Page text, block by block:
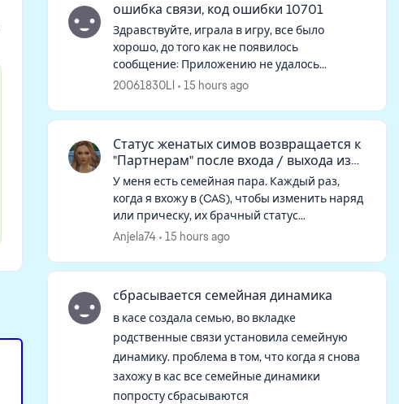
ошибка связи, код ошибки 10701
Здравствуйте, играла в игру, все было
хорошо, до того как не появилось
сообщение: Приложению не удалось
подключиться к порту 3216, из-за чего запуск
продолжит...
20061830Ll 15 hours ago
Статус женатых симов возвращается к
"Партнерам" после входа / выхода из
CAS
У меня есть семейная пара. Каждый раз,
когда я вхожу в (CAS), чтобы изменить наряд
или прическу, их брачный статус
автоматически удаляется. Когда я
они больше н...
Anjela74 15 hours ago
сбрасывается семейная динамика
в касе создала семью, во вкладке
родственные связи установила семейную
динамику. проблема в том, что когда я снова
захожу в кас все семейные динамики
попросту сбрасываются